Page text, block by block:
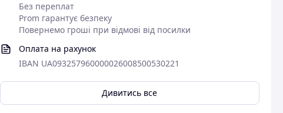
Без переплат
Prom гарантує безпеку
Повернемо гроші при відмові від посилки
Оплата на рахунок
IBAN UA093257960000026008500530221
Дивитись все